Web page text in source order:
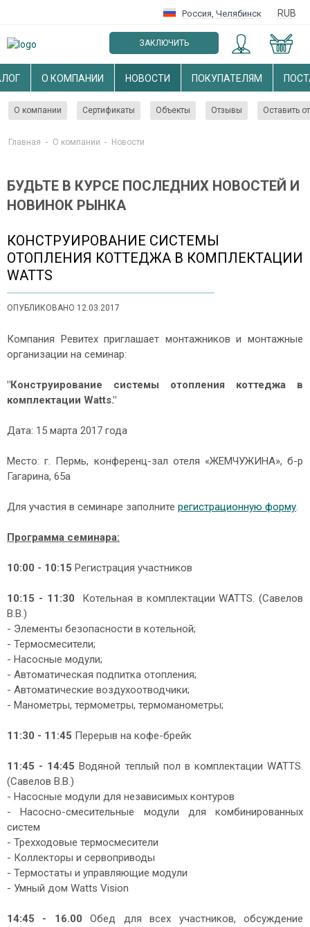
Россия, Челябинск RUB
ЗАКЛЮЧИТЬ
ОПТОВЫЙ ДОГОВОР
О КОМПАНИИ НОВОСТИ ПОКУПАТЕЛЯМ
О компании Сертификаты Объекты Отзывы Оставить
Главная - О компании - Новости
БУДЬТЕ В КУРСЕ ПОСЛЕДНИХ НОВОСТЕЙ И
НОВИНОК РЫНКА
КОНСТРУИРОВАНИЕ СИСТЕМЫ
ОТОПЛЕНИЯ КОТТЕДЖА В КОМПЛЕКТАЦИИ
WATTS
ОПУБЛИКОВАНО 12.03.2017
Компания Ревитех приглашает монтажников и монтажные
организации на семинар:
"Конструирование системы отопления коттеджа в
комплектации Watts."
Дата: 15 марта 2017 года
Место: г. Пермь, конференц-зал отеля «ЖЕМЧУЖИНА», б-р
Гагарина, 65а
Для участия в семинаре заполните регистрационную форму.
Программа семинара:
10:00 - 10:15 Регистрация участников
10:15 - 11:30 Котельная в комплектации WATTS. (Савелов
В.В.)
- Элементы безопасности в котельной;
- Термосмесители;
- Насосные модули;
- Автоматическая подпитка отопления;
- Автоматические воздухоотводчики;
- Манометры, термометры, термоманометры;
11:30 - 11:45 Перерыв на кофе-брейк
11:45 - 14:45 Водяной теплый пол в комплектации WATTS.
(Савелов В.В.)
- Насосные модули для независимых контуров
- Насосно-смесительные модули для комбинированных
систем
- Трехходовые термосмесители
- Коллекторы и сервоприводы
- Термостаты и управляющие модули
- Умный дом Watts Vision
14:45 - 16.00 Обед для всех участников, обсуждение